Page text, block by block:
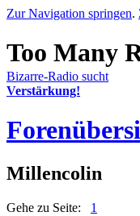
Zur Navigation springen.
Bizarre-Radio sucht
Verstärkung!
Millencolin
Gehe zu Seite: 1